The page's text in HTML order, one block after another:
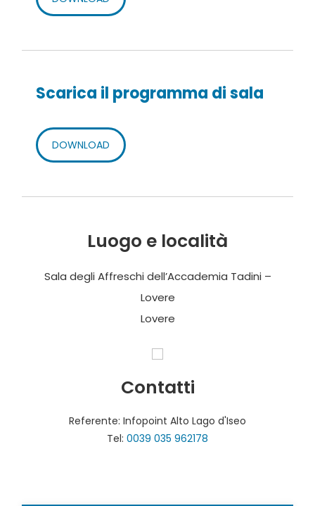
Scarica il programma di sala
DOWNLOAD
Luogo e località
Sala degli Affreschi dell’Accademia Tadini –
Lovere
Lovere
Contatti
Referente: Infopoint Alto Lago d'Iseo
Tel: 0039 035 962178